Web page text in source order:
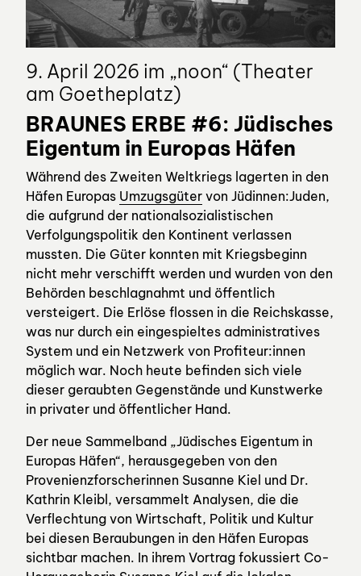
9. April 2026 im „noon“ (Theater
am Goetheplatz)
BRAUNES ERBE #6: Jüdisches
Eigentum in Europas Häfen
Während des Zweiten Weltkriegs lagerten in den
Häfen Europas Umzugsgüter von Jüdinnen:Juden,
die aufgrund der nationalsozialistischen
Verfolgungspolitik den Kontinent verlassen
mussten. Die Güter konnten mit Kriegsbeginn
nicht mehr verschifft werden und wurden von den
Behörden beschlagnahmt und öffentlich
versteigert. Die Erlöse flossen in die Reichskasse,
was nur durch ein eingespieltes administratives
System und ein Netzwerk von Profiteur:innen
möglich war. Noch heute befinden sich viele
dieser geraubten Gegenstände und Kunstwerke
in privater und öffentlicher Hand.
Der neue Sammelband „Jüdisches Eigentum in
Europas Häfen“, herausgegeben von den
Provenienzforscherinnen Susanne Kiel und Dr.
Kathrin Kleibl, versammelt Analysen, die die
Verflechtung von Wirtschaft, Politik und Kultur
bei diesen Beraubungen in den Häfen Europas
sichtbar machen. In ihrem Vortrag fokussiert Co-